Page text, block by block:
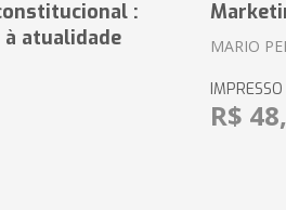
:
atualidade
MARIO
IMPRESSO
R$